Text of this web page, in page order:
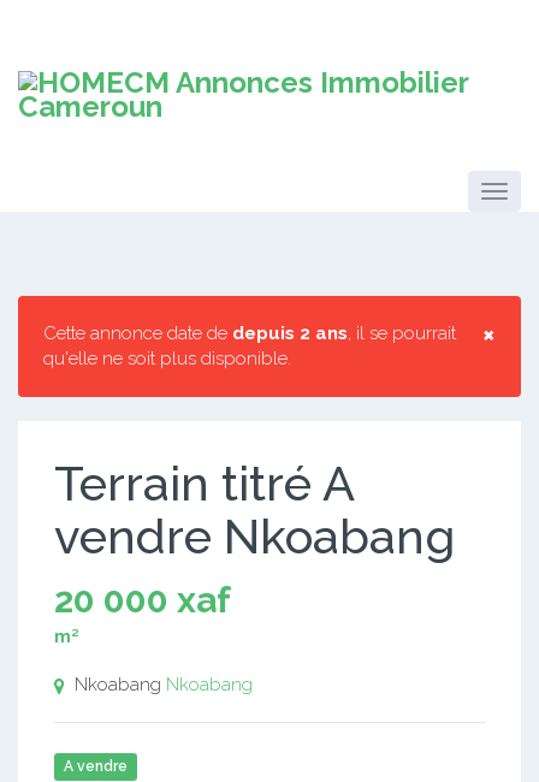
×
Cette annonce date de depuis 2 ans, il se pourrait
qu'elle ne soit plus disponible.
Terrain titré A
vendre Nkoabang
20 000 xaf
m²
Nkoabang Nkoabang
A vendre